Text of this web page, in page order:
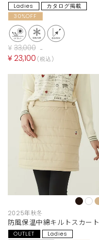
Ladies
カタログ掲載
30%OFF
¥ 33,000 →
¥23,100 税込
2025年秋冬
防風保温中綿キルトスカート
OUTLET
Ladies